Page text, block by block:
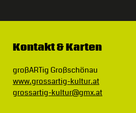
Kontakt & Karten
großARTig Großschönau
www.grossartig-kultur.at
grossartig-kultur@gmx.at